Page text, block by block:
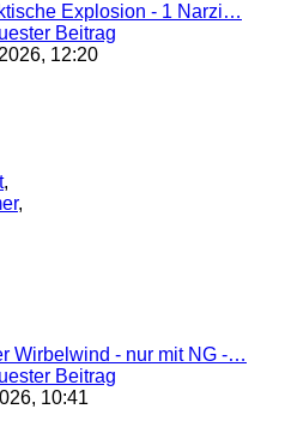
Explosion - 1 Narzi…
Beitrag
12:20
,
,
Wirbelwind - nur mit NG -…
Beitrag
10:41